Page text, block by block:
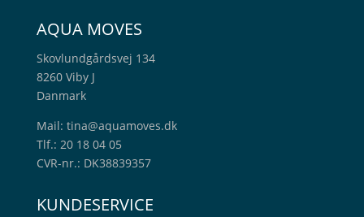
AQUA MOVES
Skovlundgårdsvej 134
8260 Viby J
Danmark
Mail: tina@aquamoves.dk
Tlf.: 20 18 04 05
CVR-nr.: DK38839357
KUNDESERVICE